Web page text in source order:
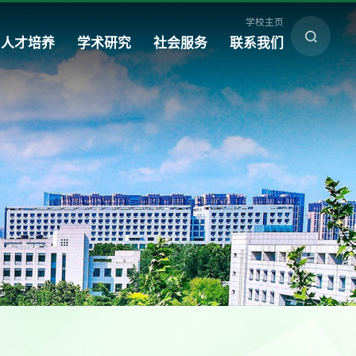
学校主页
人才培养 学术研究 社会服务 联系我们